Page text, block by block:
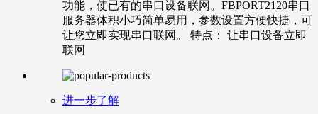
功能，使已有的串口设备联网。FBPORT2120串口
服务器体积小巧简单易用，参数设置方便快捷，可
让您立即实现串口联网。 特点： 让串口设备立即
联网
进一步了解